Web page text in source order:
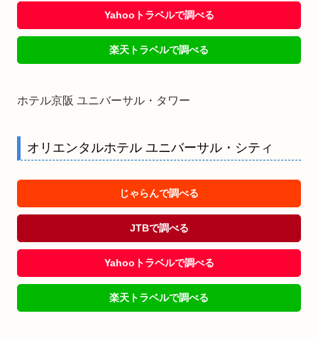
Yahooトラベルで調べる
楽天トラベルで調べる
ホテル京阪 ユニバーサル・タワー
オリエンタルホテル ユニバーサル・シティ
じゃらんで調べる
JTBで調べる
Yahooトラベルで調べる
楽天トラベルで調べる